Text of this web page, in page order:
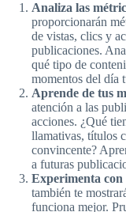
Analiza las
proporcionarán
de vistas, clics y
publicaciones.
qué tipo de
momentos del día
Aprende de tus
atención a las
acciones. ¿Qué
llamativas, títulos
convincente?
a futuras
Experimenta con
también te
funciona mejor.